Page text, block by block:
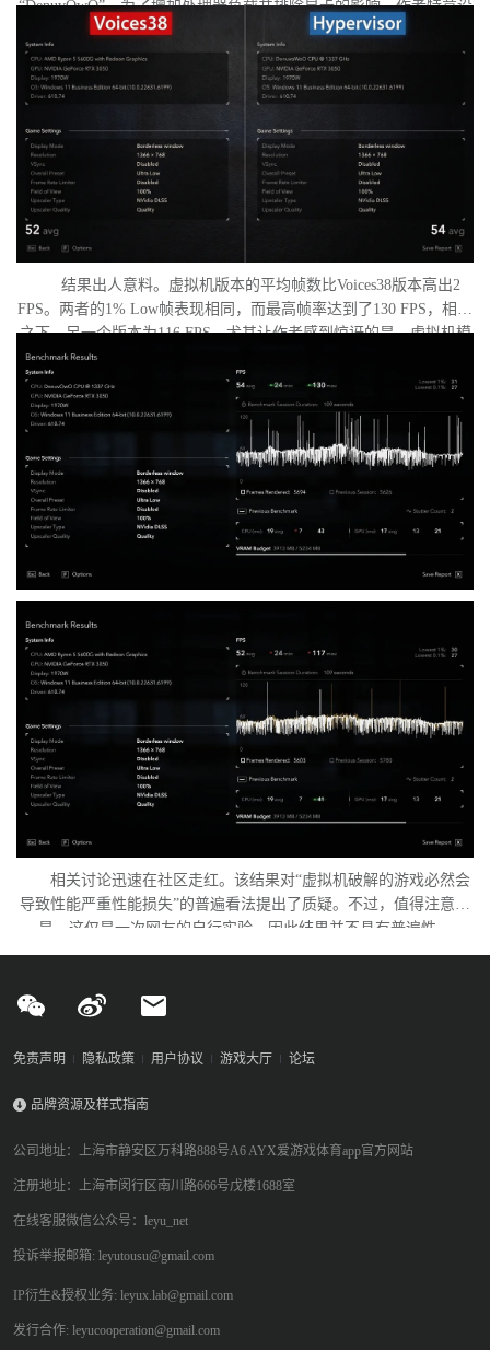
“DenuvOwO”。为了增加处理器负载并排除显卡的影响，作者特意设
置了低分辨率，并将所有图形设置调至“极低”模式。两项测试均在相
同条件下进行：内存完整性和基于虚拟化的安全性（VBS）均已关
闭，并且两轮测试之间电脑甚至没有重启。
结果出人意料。虚拟机版本的平均帧数比Voices38版本高出2
FPS。两者的1% Low帧表现相同，而最高帧率达到了130 FPS，相比
之下，另一个版本为116 FPS。尤其让作者感到惊讶的是，虚拟机模
式下的优化竟如此之好。从理论上讲，额外的虚拟化层应该会给处
理器带来负担并降低性能，但实际上并没有发生这种情况。
相关讨论迅速在社区走红。该结果对“虚拟机破解的游戏必然会
导致性能严重性能损失”的普遍看法提出了质疑。不过，值得注意的
是，这仅是一次网友的自行实验，因此结果并不具有普遍性。
免责声明 隐私政策 用户协议 游戏大厅 论坛
品牌资源及样式指南
公司地址：上海市静安区万科路888号A6 AYX爱游戏体育app官方网站
注册地址：上海市闵行区南川路666号戊楼1688室
在线客服微信公众号：leyu_net
投诉举报邮箱: leyutousu@gmail.com
IP衍生&授权业务: leyux.lab@gmail.com
发行合作: leyucooperation@gmail.com